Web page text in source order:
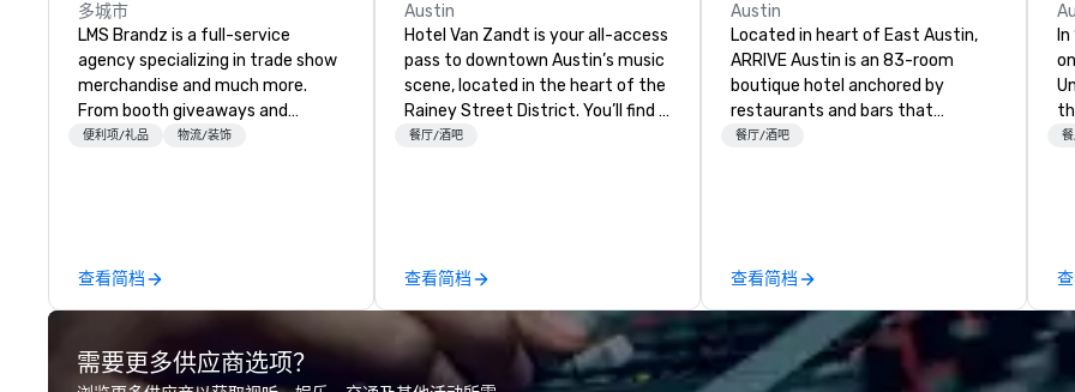
多城市
LMS Brandz is a full-service
agency specializing in trade show
merchandise and much more.
From booth giveaways and
branded apparel to executive
choose from, our 20+ years of
industry experience and
commitment to exceptional
customer service set us apart. We
deliver smart, reliable solutions
便利项/礼品 物流/装饰
查看简档
Austin
Hotel Van Zandt is your all-access
pass to downtown Austin’s music
scene, located in the heart of the
Rainey Street District. You’ll find a
rough-around-the-edges kind of
餐厅/酒吧
查看简档
Austin
Located in heart of East Austin,
ARRIVE Austin is an 83-room
boutique hotel anchored by
restaurants and bars that
complement the Lone Star
Sarah Presson – that pay tribute
to the state’s “cowboy
mythology,” and take inspiration
from the unique physical
landscape.
餐厅/酒吧
查看简档
需要更多供应商选项？